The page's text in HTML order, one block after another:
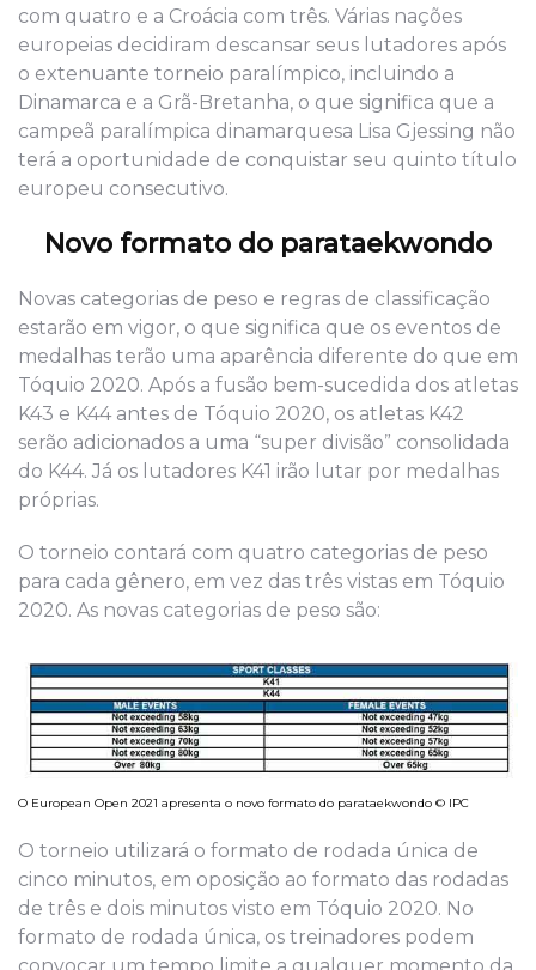
com quatro e a Croácia com três. Várias nações
europeias decidiram descansar seus lutadores após
o extenuante torneio paralímpico, incluindo a
Dinamarca e a Grã-Bretanha, o que significa que a
campeã paralímpica dinamarquesa Lisa Gjessing não
terá a oportunidade de conquistar seu quinto título
europeu consecutivo.
Novo formato do parataekwondo
Novas categorias de peso e regras de classificação
estarão em vigor, o que significa que os eventos de
medalhas terão uma aparência diferente do que em
Tóquio 2020. Após a fusão bem-sucedida dos atletas
K43 e K44 antes de Tóquio 2020, os atletas K42
serão adicionados a uma “super divisão” consolidada
do K44. Já os lutadores K41 irão lutar por medalhas
próprias.
O torneio contará com quatro categorias de peso
para cada gênero, em vez das três vistas em Tóquio
2020. As novas categorias de peso são:
O European Open 2021 apresenta o novo formato do parataekwondo © IPC
O torneio utilizará o formato de rodada única de
cinco minutos, em oposição ao formato das rodadas
de três e dois minutos visto em Tóquio 2020. No
formato de rodada única, os treinadores podem